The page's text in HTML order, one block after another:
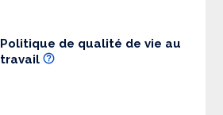
Politique de qualité de vie au
travail